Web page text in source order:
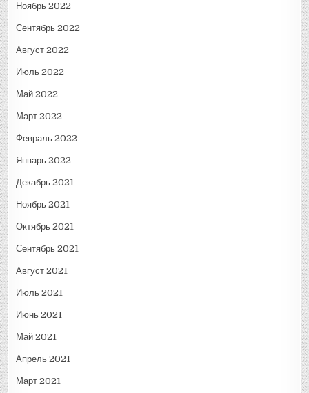
Ноябрь 2022
Сентябрь 2022
Август 2022
Июль 2022
Май 2022
Март 2022
Февраль 2022
Январь 2022
Декабрь 2021
Ноябрь 2021
Октябрь 2021
Сентябрь 2021
Август 2021
Июль 2021
Июнь 2021
Май 2021
Апрель 2021
Март 2021